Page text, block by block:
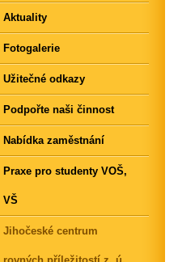
Aktuality
Fotogalerie
Užitečné odkazy
Podpořte naši činnost
Nabídka zaměstnání
Praxe pro studenty VOŠ,
VŠ
Jihočeské centrum